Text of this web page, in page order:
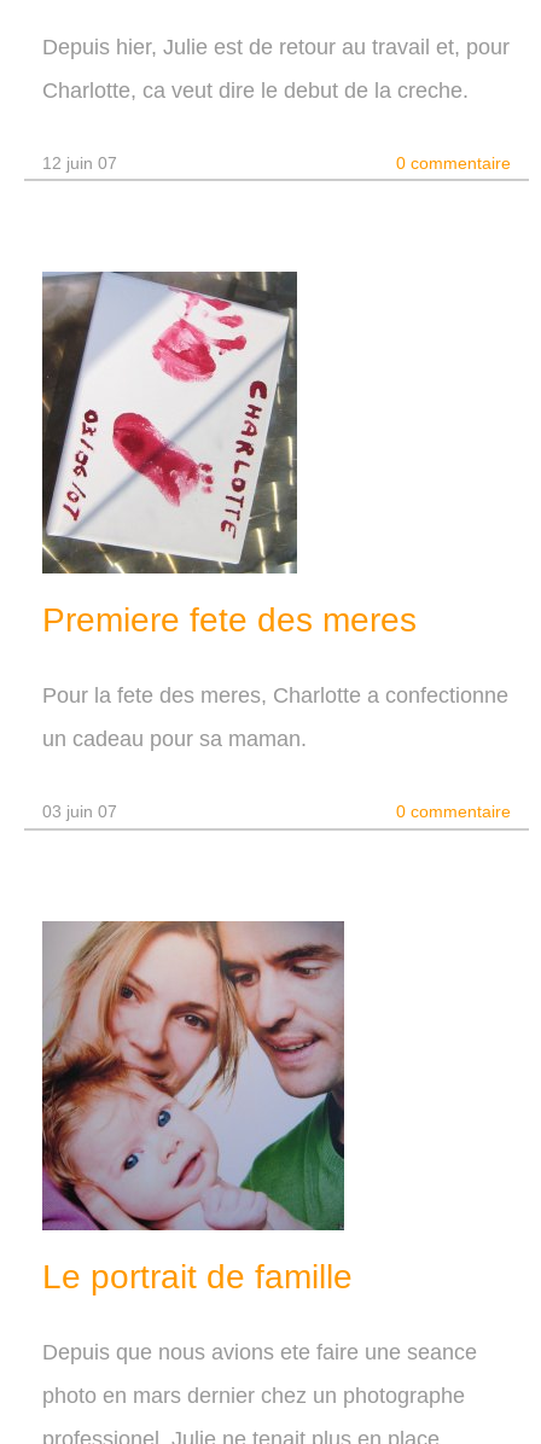
Depuis hier, Julie est de retour au travail et, pour
Charlotte, ca veut dire le debut de la creche.
12 juin 07 0 commentaire
Premiere fete des meres
Pour la fete des meres, Charlotte a confectionne
un cadeau pour sa maman.
03 juin 07 0 commentaire
Le portrait de famille
Depuis que nous avions ete faire une seance
photo en mars dernier chez un photographe
professionel, Julie ne tenait plus en place.